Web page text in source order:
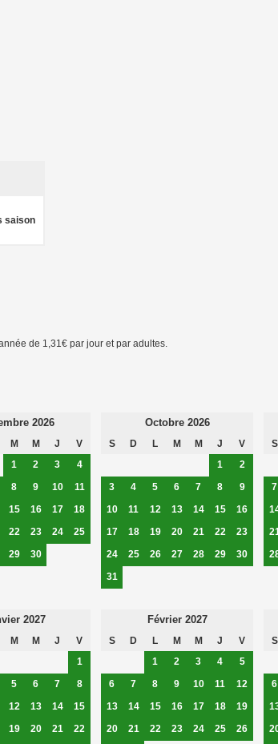
saison
de 1,31€ par jour et par adultes.
2026
M M J
V
1
2 3
4
8 9 10
11
15 16 17
18
22 23 24
25
29 30
Octobre 2026
S D L M M J
V
1
2
3
4 5 6 7 8
9
10
11 12 13 14 15
16
17
18 19 20 21 22
23
24
25 26 27 28 29
30
31
S
7
2027
M M J
V
1
5 6 7
8
12 13 14
15
19 20 21
22
Février 2027
S D L M M J
V
1
2 3 4
5
6
7 8 9 10 11
12
13
14 15 16 17 18
19
20
21 22 23 24 25
26
S
6